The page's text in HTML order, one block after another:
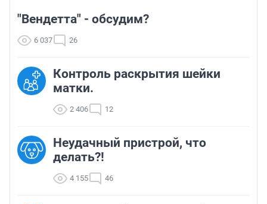
"Вендетта" - обсудим?
6 037 26
Контроль раскрытия шейки
матки.
2 406 12
Неудачный пристрой, что
делать?!
4 155 46